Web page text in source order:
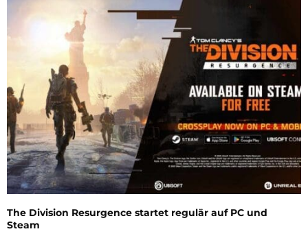
The Division Resurgence startet regulär auf PC und
Steam